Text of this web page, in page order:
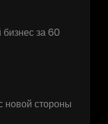
за 60
новой стороны